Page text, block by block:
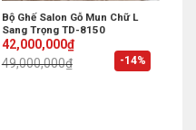
-14%
Bộ Ghế Salon Gỗ Mun Chữ L
Sang Trọng TD-8150
49,000,000₫
Original
price
was:
42,000,000₫
Current
price
is: